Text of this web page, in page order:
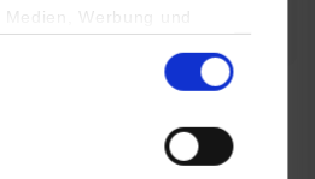
Werbung und
führen diese
die Sie ihnen bereitgestellt
im Rahmen Ihrer Nutzung
/ Termine